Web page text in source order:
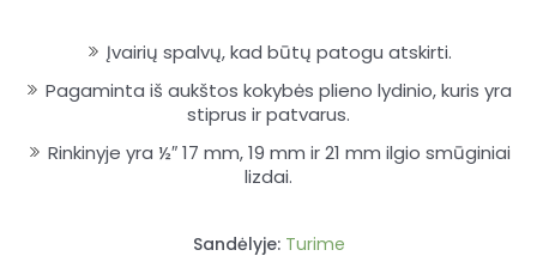
Įvairių spalvų, kad būtų patogu atskirti.
Pagaminta iš aukštos kokybės plieno lydinio, kuris yra
stiprus ir patvarus.
Rinkinyje yra ½″ 17 mm, 19 mm ir 21 mm ilgio smūginiai
lizdai.
Sandėlyje: Turime